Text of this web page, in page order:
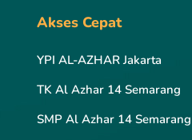
Akses Cepat
YPI AL-AZHAR Jakarta
TK Al Azhar 14 Semarang
SMP Al Azhar 14 Semarang